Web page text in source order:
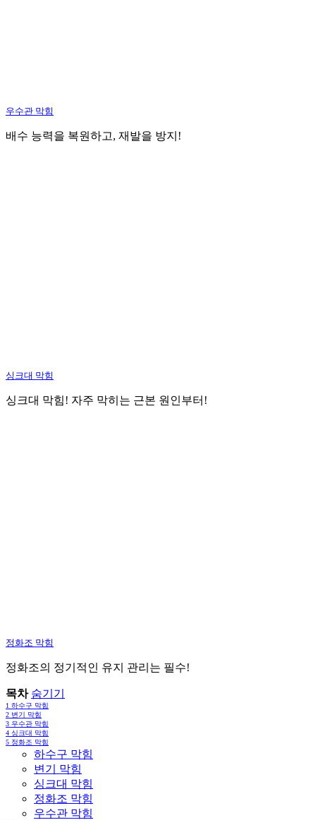
우수관 막힘
배수 능력을 복원하고, 재발을 방지!
싱크대 막힘
싱크대 막힘! 자주 막히는 근본 원인부터!
정화조 막힘
정화조의 정기적인 유지 관리는 필수!
목차 숨기기
1 하수구 막힘
2 변기 막힘
3 우수관 막힘
4 싱크대 막힘
5 정화조 막힘
하수구 막힘
변기 막힘
싱크대 막힘
정화조 막힘
우수관 막힘